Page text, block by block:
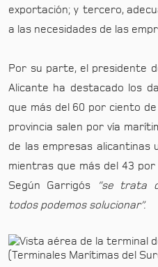
exportación; y tercero,
a las necesidades de las
Por su parte, el presidente
Alicante ha destacado los
que más del 60 por ciento
provincia salen por vía
de las empresas alicantinas
mientras que más del 43 por
Según Garrigós
“se trata
todos podemos solucionar”.